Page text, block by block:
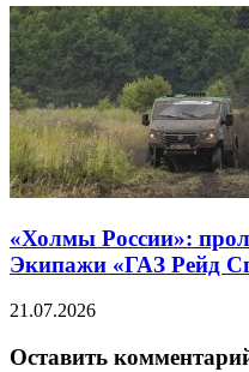
«Холмы России»:
Экипажи «ГАЗ Рейд
21.07.2026
Оставить